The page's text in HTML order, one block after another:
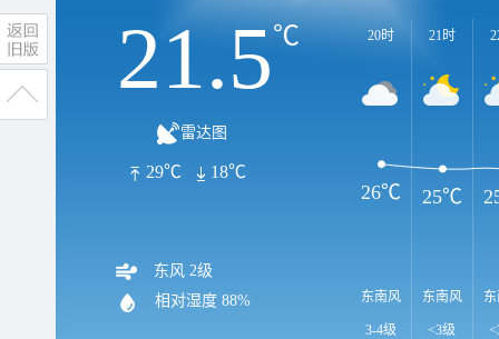
21.5℃
雷达图
29℃ 18℃
东风 2级
相对湿度 88%
20时
东南风
3-4级
21时
东南风
<3级
26℃ 25℃